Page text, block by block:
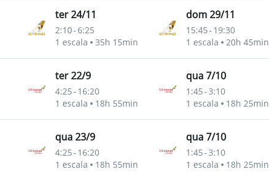
ter 24/11
2:10-6:25
1 escala
35h 15min
dom 29/11
15:45- 19:30
1 escala
20h 45min
ter 22/9
4:25- 16:20
1 escala
18h 55min
qua 7/10
1:45-3:10
1 escala
18h 25min
qua 23/9
4:25- 16:20
1 escala
18h 55min
qua 7/10
1:45-3:10
1 escala
18h 25min